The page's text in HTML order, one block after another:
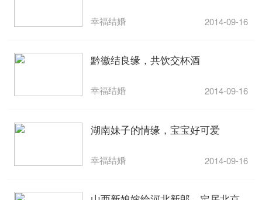
幸福结婚 2014-09-16
黔徽结良缘，共饮交杯酒
幸福结婚 2014-09-16
湖南妹子的情缘，宝宝好可爱
幸福结婚 2014-09-16